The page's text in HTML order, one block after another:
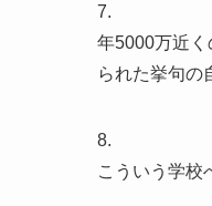
7.
年5000万近
られた挙句の
8.
こういう学校